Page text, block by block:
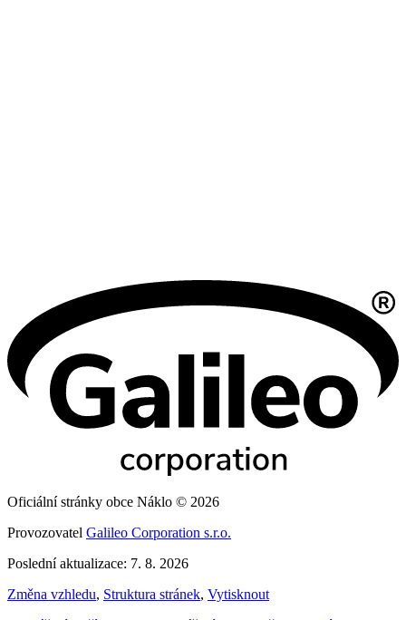
Oficiální stránky obce Náklo © 2026
Provozovatel Galileo Corporation s.r.o.
Poslední aktualizace: 7. 8. 2026
Změna vzhledu, Struktura stránek, Vytisknout